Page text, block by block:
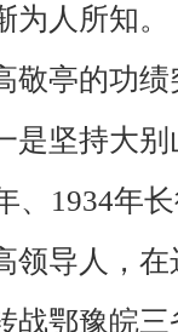
为人所知。
亭的功绩
坚持大别
、 1934年
领导人，
战鄂豫皖三